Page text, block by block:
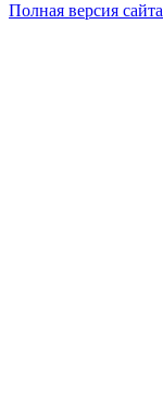
Полная версия сайта